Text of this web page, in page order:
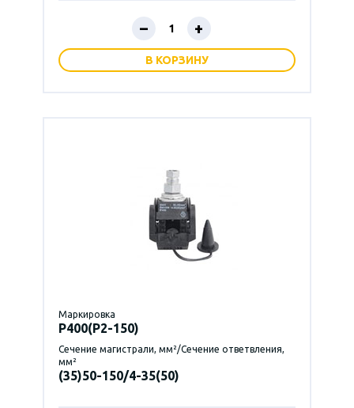
– +
В КОРЗИНУ
Маркировка
P400(Р2-150)
Сечение магистрали, мм²/Сечение ответвления,
мм²
(35)50-150/4-35(50)